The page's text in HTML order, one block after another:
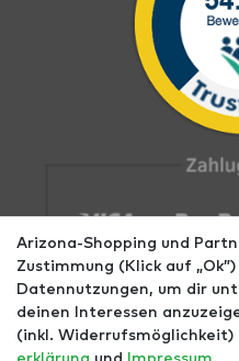
Arizona-Shopping und
Zustimmung (Klick auf
Datennutzungen, um dir
deinen Interessen
(inkl.